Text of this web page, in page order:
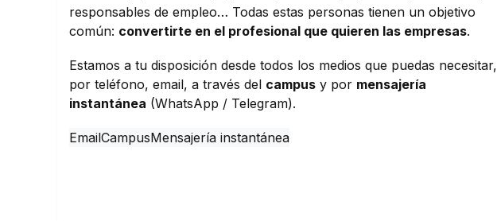
responsables de empleo… Todas estas personas tienen un objetivo
común: convertirte en el profesional que quieren las empresas.
Estamos a tu disposición desde todos los medios que puedas necesitar,
por teléfono, email, a través del campus y por mensajería
instantánea (WhatsApp / Telegram).
EmailCampusMensajería instantánea